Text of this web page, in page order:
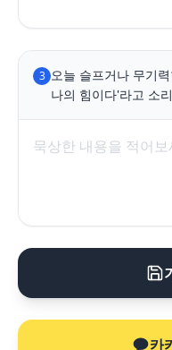
3 오늘 슬프거나 무기
나의 힘이다'라고 소
카